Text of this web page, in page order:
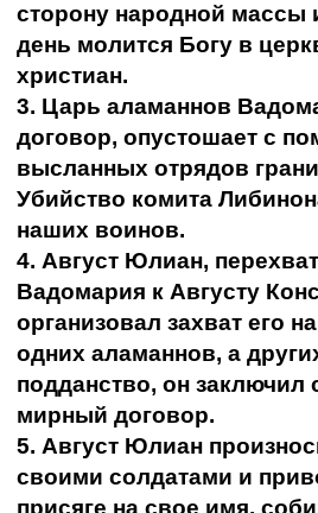
сторону народной массы
день молится Богу в
христиан.
3. Царь аламаннов
договор, опустошает с
высланных отрядов
Убийство комита
наших воинов.
4. Август Юлиан,
Вадомария к Августу
организовал захват его
одних аламаннов, а
подданство, он заключил
мирный договор.
5. Август Юлиан
своими солдатами и
присяге на свое имя,